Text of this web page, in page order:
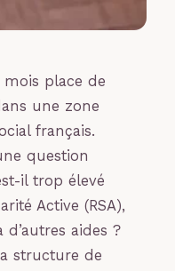
place de
une zone
français.
question
il trop élevé
Active (RSA),
aides ?
structure de